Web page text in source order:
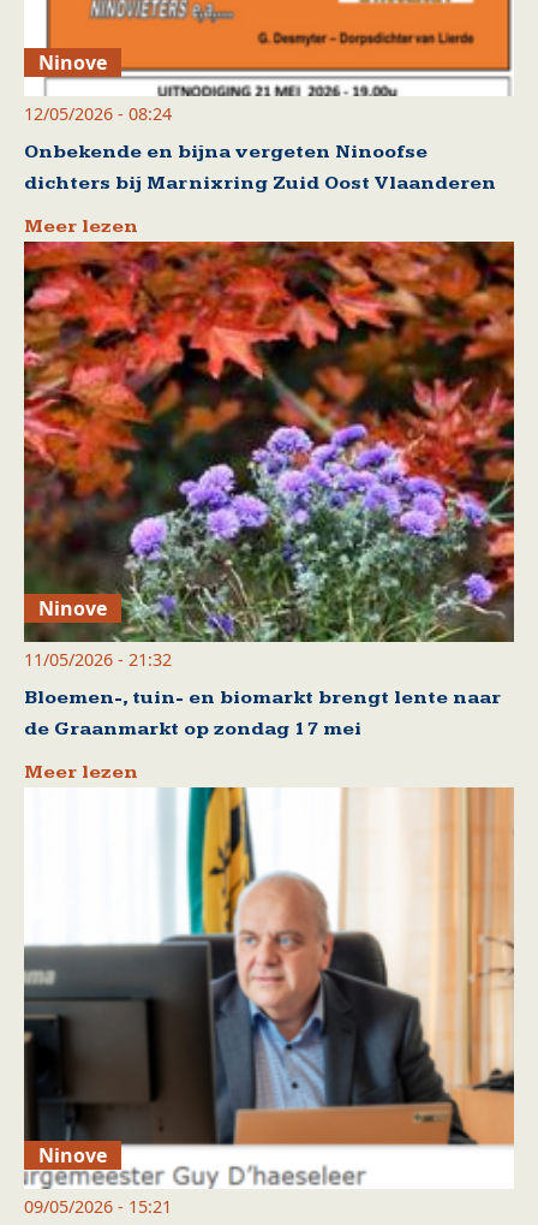
Ninove
12/05/2026 - 08:24
Onbekende en bijna vergeten Ninoofse
dichters bij Marnixring Zuid Oost Vlaanderen
Meer lezen
Ninove
11/05/2026 - 21:32
Bloemen-, tuin- en biomarkt brengt lente naar
de Graanmarkt op zondag 17 mei
Meer lezen
Ninove
09/05/2026 - 15:21